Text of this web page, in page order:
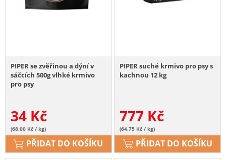
PIPER se zvěřinou a dýní v
sáčcích 500g vlhké krmivo
pro psy
34 Kč
(68.00 Kč / kg)
PŘIDAT DO KOŠÍKU
PIPER suché krmivo pro psy s
kachnou 12 kg
777 Kč
(64.75 Kč / kg)
PŘIDAT DO KOŠÍKU